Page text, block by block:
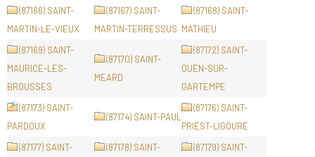
(87166) SAINT-
MARTIN-LE-VIEUX
(87167) SAINT-
MARTIN-TERRESSUS
(87168) SAINT-
MATHIEU
(87169) SAINT-
MAURICE-LES-
BROUSSES
(87170) SAINT-
MEARD
(87172) SAINT-
OUEN-SUR-
GARTEMPE
(87173) SAINT-
PARDOUX
(87174) SAINT-PAUL
(87176) SAINT-
PRIEST-LIGOURE
(87177) SAINT-
(87178) SAINT-
(87179) SAINT-